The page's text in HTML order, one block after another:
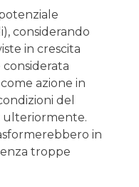
considerando
in crescita
azione in
del
ulteriormente.
in
troppe